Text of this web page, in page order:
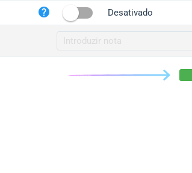
2no.co
yip.su
iplogger.info
Desativado